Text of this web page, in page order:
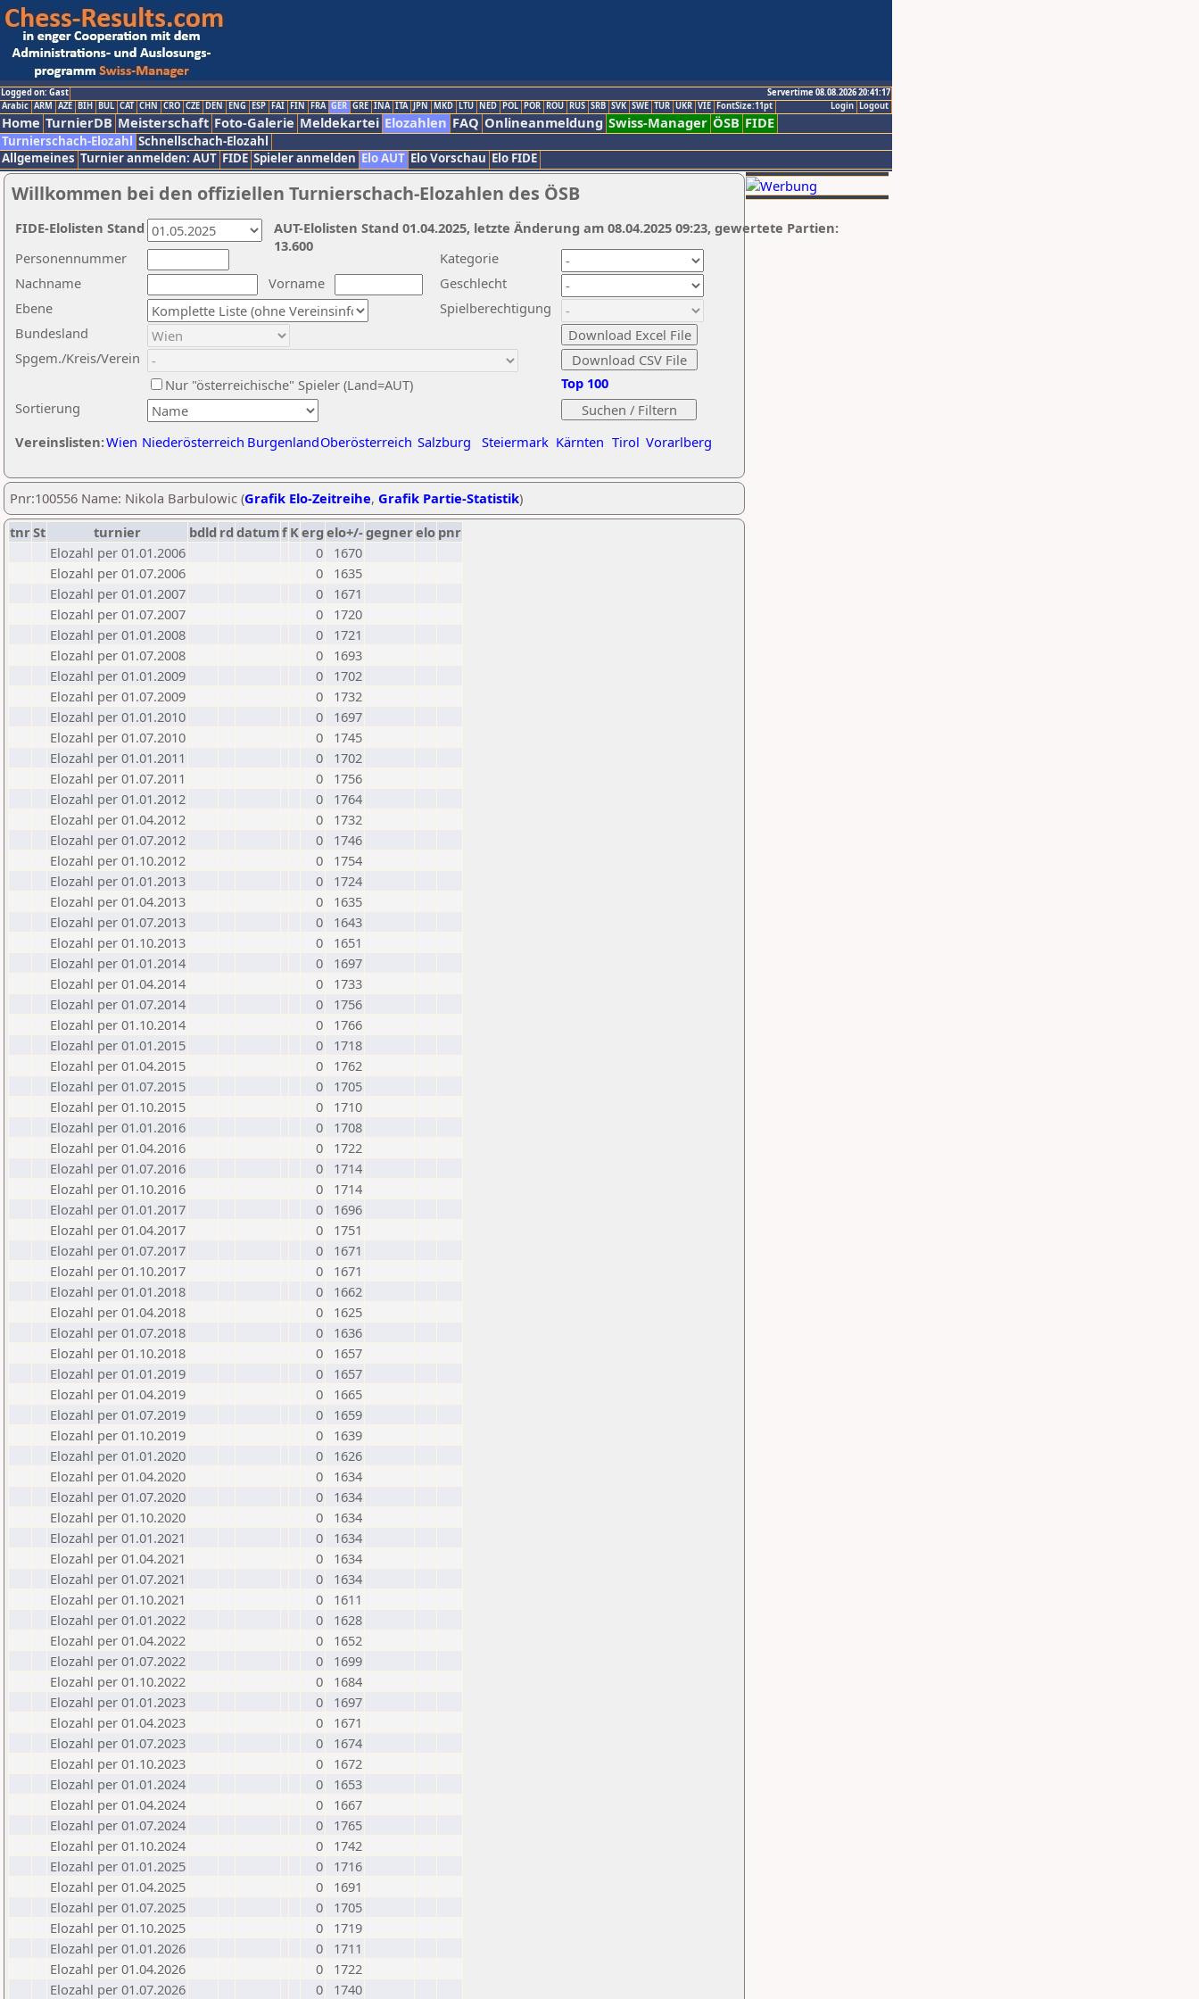
Logged on: Gast
Servertime 08.08.2026 20:41:17
Logout
Login
Arabic ARM AZE BIH BUL CAT CHN CRO CZE DEN ENG ESP FAI FIN FRA GER GRE INA ITA JPN MKD LTU NED POL POR ROU RUS SRB SVK SWE TUR UKR VIE FontSize:11pt
Home TurnierDB Meisterschaft Foto-Galerie Meldekartei Elozahlen FAQ Onlineanmeldung Swiss-Manager ÖSB FIDE
Turnierschach-Elozahl Schnellschach-Elozahl
Allgemeines Turnier anmelden: AUT FIDE Spieler anmelden Elo AUT Elo Vorschau Elo FIDE
Willkommen bei den offiziellen Turnierschach-Elozahlen des ÖSB
Nachname
Vorname
Ebene
Kategorie
Sortierung
Personennummer
Bundesland
Spgem./Kreis/Verein
Geschlecht
Nur "österreichische" Spieler (Land=AUT)
Spielberechtigung
Vereinslisten:Wien Niederösterreich BurgenlandOberösterreich Salzburg Steiermark Kärnten Tirol Vorarlberg
Top 100
AUT-Elolisten Stand 01.04.2025, letzte Änderung am 08.04.2025 09:23, gewertete Partien:
13.600
FIDE-Elolisten Stand
Pnr:100556 Name: Nikola Barbulowic (Grafik Elo-Zeitreihe, Grafik Partie-Statistik)
tnrSt turnier bdld rd datumf Kerg elo+/-gegnerelo pnr
Elozahl per 01.01.2006
0
1670
Elozahl per 01.07.2006
0
1635
Elozahl per 01.01.2007
0
1671
Elozahl per 01.07.2007
0
1720
Elozahl per 01.01.2008
0
1721
Elozahl per 01.07.2008
0
1693
Elozahl per 01.01.2009
0
1702
Elozahl per 01.07.2009
0
1732
Elozahl per 01.01.2010
0
1697
Elozahl per 01.07.2010
0
1745
Elozahl per 01.01.2011
0
1702
Elozahl per 01.07.2011
0
1756
Elozahl per 01.01.2012
0
1764
Elozahl per 01.04.2012
0
1732
Elozahl per 01.07.2012
0
1746
Elozahl per 01.10.2012
0
1754
Elozahl per 01.01.2013
0
1724
Elozahl per 01.04.2013
0
1635
Elozahl per 01.07.2013
0
1643
Elozahl per 01.10.2013
0
1651
Elozahl per 01.01.2014
0
1697
Elozahl per 01.04.2014
0
1733
Elozahl per 01.07.2014
0
1756
Elozahl per 01.10.2014
0
1766
Elozahl per 01.01.2015
0
1718
Elozahl per 01.04.2015
0
1762
Elozahl per 01.07.2015
0
1705
Elozahl per 01.10.2015
0
1710
Elozahl per 01.01.2016
0
1708
Elozahl per 01.04.2016
0
1722
Elozahl per 01.07.2016
0
1714
Elozahl per 01.10.2016
0
1714
Elozahl per 01.01.2017
0
1696
Elozahl per 01.04.2017
0
1751
Elozahl per 01.07.2017
0
1671
Elozahl per 01.10.2017
0
1671
Elozahl per 01.01.2018
0
1662
Elozahl per 01.04.2018
0
1625
Elozahl per 01.07.2018
0
1636
Elozahl per 01.10.2018
0
1657
Elozahl per 01.01.2019
0
1657
Elozahl per 01.04.2019
0
1665
Elozahl per 01.07.2019
0
1659
Elozahl per 01.10.2019
0
1639
Elozahl per 01.01.2020
0
1626
Elozahl per 01.04.2020
0
1634
Elozahl per 01.07.2020
0
1634
Elozahl per 01.10.2020
0
1634
Elozahl per 01.01.2021
0
1634
Elozahl per 01.04.2021
0
1634
Elozahl per 01.07.2021
0
1634
Elozahl per 01.10.2021
0
1611
Elozahl per 01.01.2022
0
1628
Elozahl per 01.04.2022
0
1652
Elozahl per 01.07.2022
0
1699
Elozahl per 01.10.2022
0
1684
Elozahl per 01.01.2023
0
1697
Elozahl per 01.04.2023
0
1671
Elozahl per 01.07.2023
0
1674
Elozahl per 01.10.2023
0
1672
Elozahl per 01.01.2024
0
1653
Elozahl per 01.04.2024
0
1667
Elozahl per 01.07.2024
0
1765
Elozahl per 01.10.2024
0
1742
Elozahl per 01.01.2025
0
1716
Elozahl per 01.04.2025
0
1691
Elozahl per 01.07.2025
0
1705
Elozahl per 01.10.2025
0
1719
Elozahl per 01.01.2026
0
1711
Elozahl per 01.04.2026
0
1722
Elozahl per 01.07.2026
0 1740